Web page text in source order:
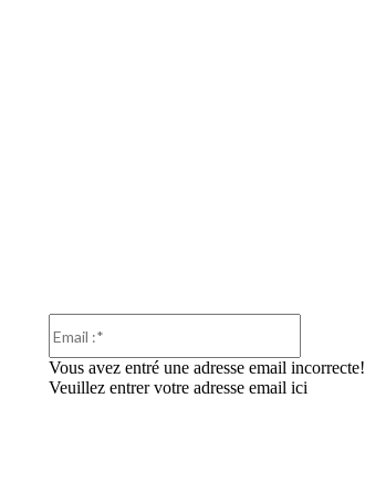
Vous avez entré une adresse email incorrecte!
Veuillez entrer votre adresse email ici